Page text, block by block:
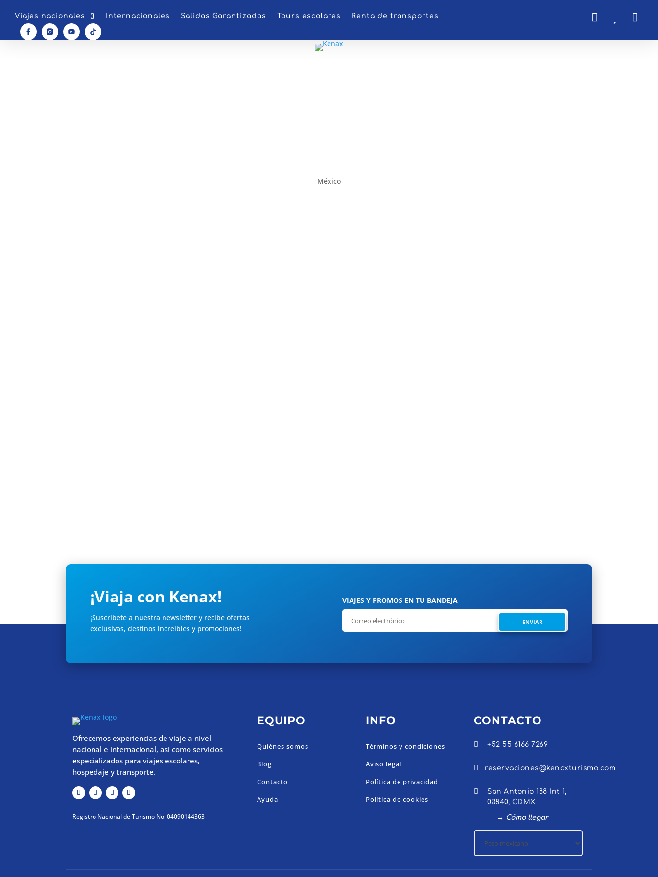
Viajes nacionales Internacionales Salidas Garantizadas Tours escolares Renta de transportes  
México
¡Viaja con Kenax!
¡Suscríbete a nuestra newsletter y recibe ofertas
exclusivas, destinos increíbles y promociones!
VIAJES Y PROMOS EN TU BANDEJA
ENVIAR
Ofrecemos experiencias de viaje a nivel
nacional e internacional, así como servicios
especializados para viajes escolares,
hospedaje y transporte.
Registro Nacional de Turismo No. 04090144363
EQUIPO
Quiénes somos
Blog
Contacto
Ayuda
INFO
Términos y condiciones
Aviso legal
Política de privacidad
Política de cookies
CONTACTO
 +52 55 6166 7269
 reservaciones@kenaxturismo.com

San Antonio 188 Int 1,
03840, CDMX
→ Cómo llegar